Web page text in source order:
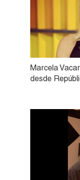
Marcela
desde